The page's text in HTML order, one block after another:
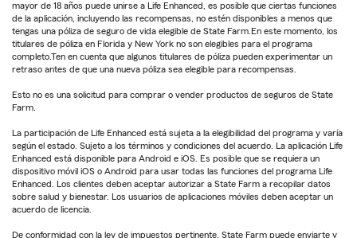
mayor de 18 años puede unirse a Life Enhanced, es posible que ciertas funciones
de la aplicación, incluyendo las recompensas, no estén disponibles a menos que
tengas una póliza de seguro de vida elegible de State Farm.En este momento, los
titulares de póliza en Florida y New York no son elegibles para el programa
completo.Ten en cuenta que algunos titulares de póliza pueden experimentar un
retraso antes de que una nueva póliza sea elegible para recompensas.
Esto no es una solicitud para comprar o vender productos de seguros de State
Farm.
La participación de Life Enhanced está sujeta a la elegibilidad del programa y varía
según el estado. Sujeto a los términos y condiciones del acuerdo. La aplicación Life
Enhanced está disponible para Android e iOS. Es posible que se requiera un
dispositivo móvil iOS o Android para usar todas las funciones del programa Life
Enhanced. Los clientes deben aceptar autorizar a State Farm a recopilar datos
sobre salud y bienestar. Los usuarios de aplicaciones móviles deben aceptar un
acuerdo de licencia.
De conformidad con la ley de impuestos pertinente, State Farm puede enviarte y